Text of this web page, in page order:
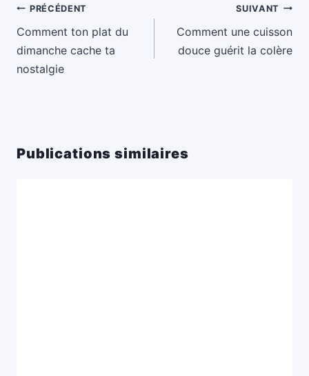
Navigation
de
l’article
PRÉCÉDENT
Comment ton plat du
dimanche cache ta
nostalgie
SUIVANT
Comment une cuisson
douce guérit la colère
Publications similaires